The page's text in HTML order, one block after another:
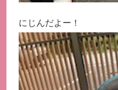
にじんだよー！